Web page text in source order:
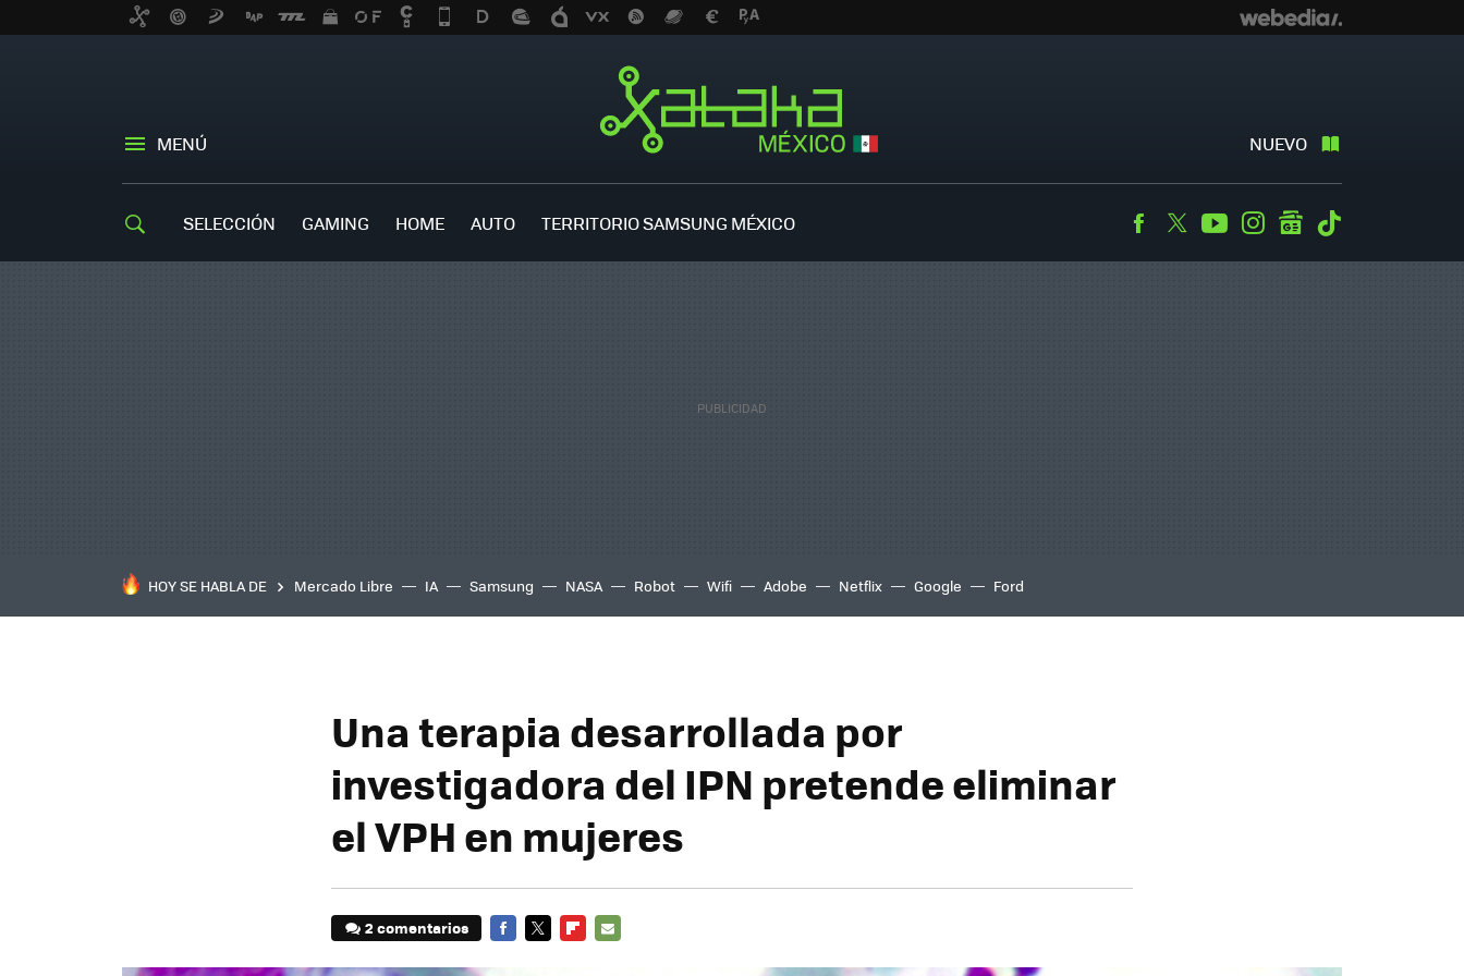
MENÚ NUEVO
SELECCIÓN GAMING HOME AUTO TERRITORIO SAMSUNG MÉXICO Facebook
TwitterYoutubeInstagramgooglenews
HOY SE HABLA DE Mercado Libre IA Samsung NASA Robot Wifi Adobe Netflix Google Ford
Una terapia desarrollada por
investigadora del IPN pretende eliminar
el VPH en mujeres
2 comentarios